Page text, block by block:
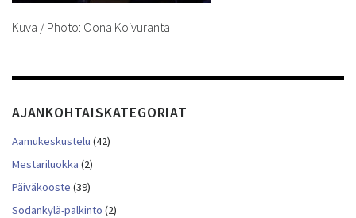
Kuva / Photo: Oona Koivuranta
AJANKOHTAISKATEGORIAT
Aamukeskustelu (42)
Mestariluokka (2)
Päiväkooste (39)
Sodankylä-palkinto (2)